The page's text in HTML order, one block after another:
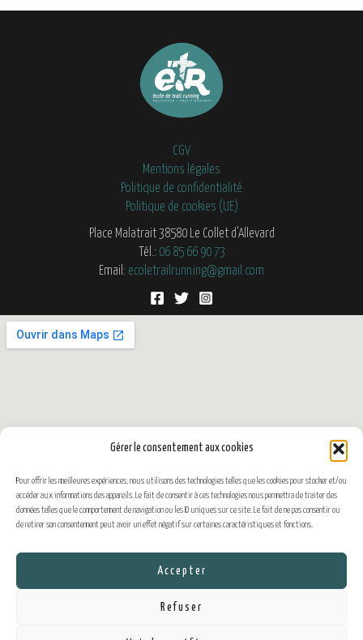
Gérer le consentement aux cookies
Pour offrir les meilleures expériences, nous utilisons des technologies telles que les cookies pour stocker et/ou
accéder aux informations des appareils. Le fait de consentir à ces technologies nous permettra de traiter des
données telles que le comportement de navigation ou les ID uniques sur ce site. Le fait de ne pas consentir ou
de retirer son consentement peut avoir un effet négatif sur certaines caractéristiques et fonctions.
Accepter
Refuser
CGV
Mentions légales
Politique de confidentialité
Politique de cookies (UE)
Place Malatrait 38580 Le Collet d'Allevard
Tél.: 06 85 66 90 73
Email: ecoletrailrunning@gmail.com